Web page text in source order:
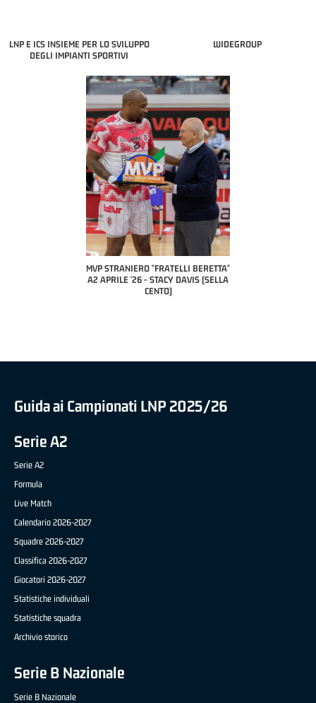
LNP E ICS INSIEME PER LO SVILUPPO
DEGLI IMPIANTI SPORTIVI
WIDEGROUP
"FRATELLI BERETTA"
STACY DAVIS (SELLA
MVP "FRATELLI BERETTA" SAMUEL
DILAS B NAZIONALE APRILE '26 -
MARCO RESTELLI (TAV TREVIGLIO
Guida ai Campionati LNP 2025/26
Serie A2
Serie A2
Formula
Live Match
Calendario 2026-2027
Squadre 2026-2027
Classifica 2026-2027
Giocatori 2026-2027
Statistiche individuali
Statistiche squadra
Archivio storico
Serie B Nazionale
Serie B Nazionale